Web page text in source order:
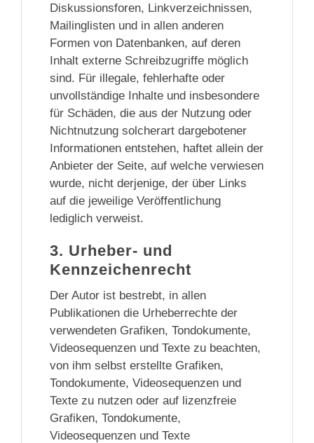
Diskussionsforen, Linkverzeichnissen,
Mailinglisten und in allen anderen
Formen von Datenbanken, auf deren
Inhalt externe Schreibzugriffe möglich
sind. Für illegale, fehlerhafte oder
unvollständige Inhalte und insbesondere
für Schäden, die aus der Nutzung oder
Nichtnutzung solcherart dargebotener
Informationen entstehen, haftet allein der
Anbieter der Seite, auf welche verwiesen
wurde, nicht derjenige, der über Links
auf die jeweilige Veröffentlichung
lediglich verweist.
3. Urheber- und
Kennzeichenrecht
Der Autor ist bestrebt, in allen
Publikationen die Urheberrechte der
verwendeten Grafiken, Tondokumente,
Videosequenzen und Texte zu beachten,
von ihm selbst erstellte Grafiken,
Tondokumente, Videosequenzen und
Texte zu nutzen oder auf lizenzfreie
Grafiken, Tondokumente,
Videosequenzen und Texte